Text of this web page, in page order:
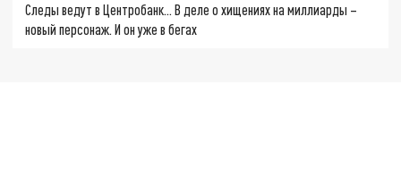
Следы ведут в Центробанк… В деле о хищениях на миллиарды –
новый персонаж. И он уже в бегах